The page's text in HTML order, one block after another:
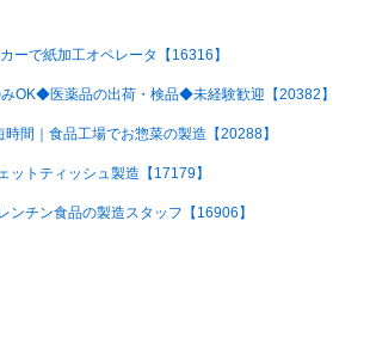
ーで紙加工オペレータ【16316】
みOK◆医薬品の出荷・検品◆未経験歓迎【20382】
間｜食品工場でお惣菜の製造【20288】
ットティッシュ製造【17179】
ンチン食品の製造スタッフ【16906】